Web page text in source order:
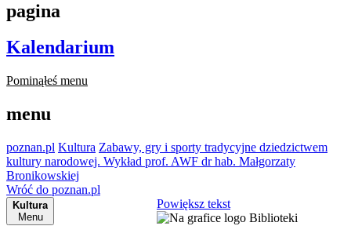
pagina
Kalendarium
Pominąłeś menu
menu
poznan.pl Kultura Zabawy, gry i sporty tradycyjne dziedzictwem
kultury narodowej. Wykład prof. AWF dr hab. Małgorzaty
Bronikowskiej
Wróć do poznan.pl
Kultura
Menu
Powiększ tekst